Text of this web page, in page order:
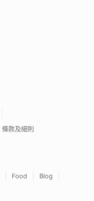
條款及細則
Food
Blog